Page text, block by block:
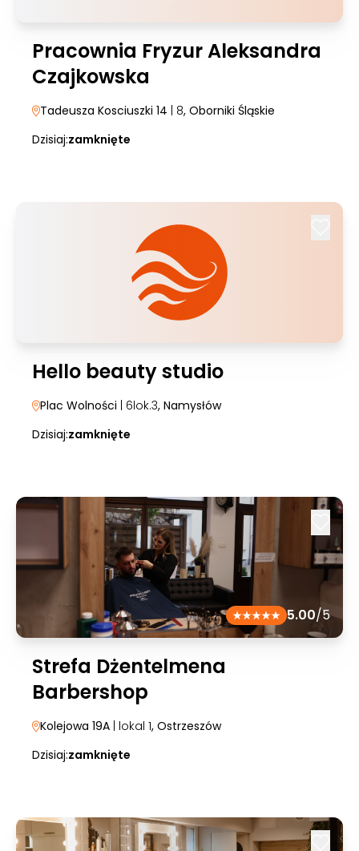
Pracownia Fryzur Aleksandra
Czajkowska
Tadeusza Kosciuszki 14 | 8, Oborniki Śląskie
Dzisiaj:zamknięte
Hello beauty studio
Plac Wolności | 6lok.3, Namysłów
Dzisiaj:zamknięte
5.00/5
Strefa Dżentelmena
Barbershop
Kolejowa 19A | lokal 1, Ostrzeszów
Dzisiaj:zamknięte